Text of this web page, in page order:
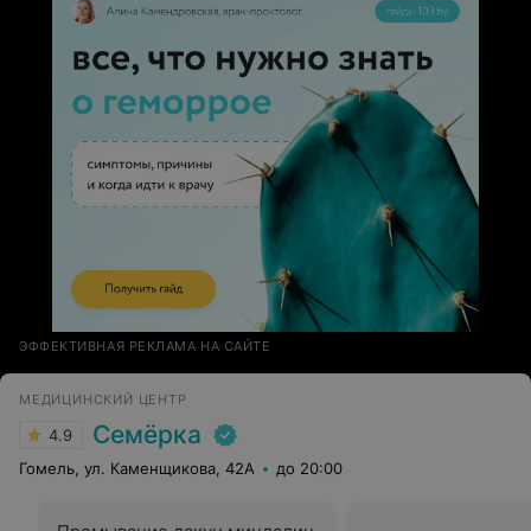
ЭФФЕКТИВНАЯ РЕКЛАМА НА САЙТЕ
МЕДИЦИНСКИЙ ЦЕНТР
4.9 Семёрка
Гомель, ул. Каменщикова, 42А до 20:00